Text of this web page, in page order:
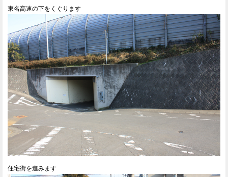
東名高速の下をくぐります
住宅街を進みます